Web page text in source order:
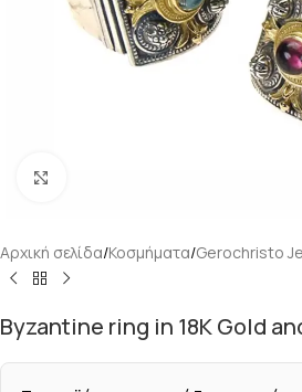
Αρχική σελίδα Κοσμήματα Gerochristo
Byzantine ring in 18K Gold